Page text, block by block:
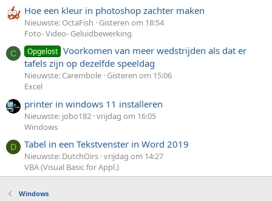
Hoe een kleur in photoshop zachter maken
Nieuwste: OctaFish
Gisteren om 18:54
Foto- Video- Geluidbewerking
C Opgelost Voorkomen van meer wedstrijden als dat er
tafels zijn op dezelfde speeldag
Nieuwste: Carembole Gisteren om 15:06
Excel
printer in windows 11 installeren
Nieuwste: jobo182 vrijdag om 16:05
Windows
D Tabel in een Tekstvenster in Word 2019
Nieuwste: DutchOirs vrijdag om 14:27
VBA (Visual Basic for Appl.)
Windows